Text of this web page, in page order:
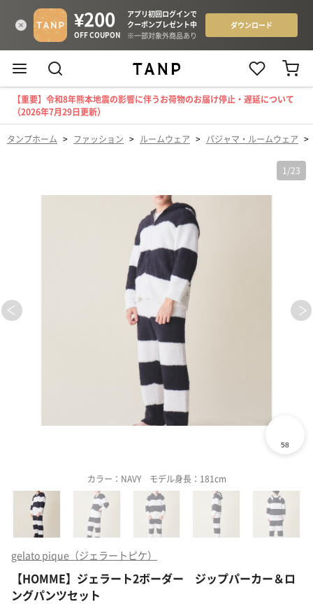
【重要】令和8年熊本地震の影響に伴うお荷物のお届け停止・遅延について
（2026年7月29日更新）
タンプホーム > ファッション > ルームウェア > パジャマ・ルームウェア >
1 /23
カラー：NAVY モデル身長：181cm
gelato pique（ジェラートピケ）
【HOMME】ジェラート2ボーダー ジップパーカー＆ロ
ングパンツセット